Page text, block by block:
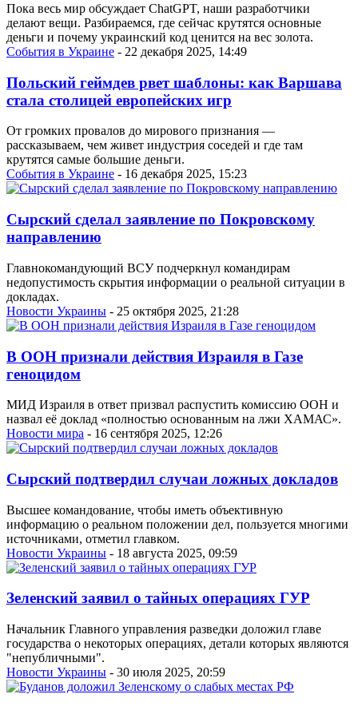
Пока весь мир обсуждает ChatGPT, наши разработчики
делают вещи. Разбираемся, где сейчас крутятся основные
деньги и почему украинский код ценится на вес золота.
События в Украине - 22 декабря 2025, 14:49
Польский геймдев рвет шаблоны: как Варшава
стала столицей европейских игр
От громких провалов до мирового признания —
рассказываем, чем живет индустрия соседей и где там
крутятся самые большие деньги.
События в Украине - 16 декабря 2025, 15:23
Сырский сделал заявление по Покровскому
направлению
Главнокомандующий ВСУ подчеркнул командирам
недопустимость скрытия информации о реальной ситуации в
докладах.
Новости Украины - 25 октября 2025, 21:28
В ООН признали действия Израиля в Газе
геноцидом
МИД Израиля в ответ призвал распустить комиссию ООН и
назвал её доклад «полностью основанным на лжи ХАМАС».
Новости мира - 16 сентября 2025, 12:26
Сырский подтвердил случаи ложных докладов
Высшее командование, чтобы иметь объективную
информацию о реальном положении дел, пользуется многими
источниками, отметил главком.
Новости Украины - 18 августа 2025, 09:59
Зеленский заявил о тайных операциях ГУР
Начальник Главного управления разведки доложил главе
государства о некоторых операциях, детали которых являются
"непубличными".
Новости Украины - 30 июля 2025, 20:59